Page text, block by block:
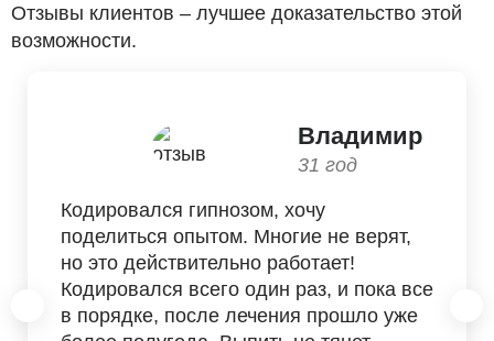
Отзывы клиентов – лучшее доказательство этой
возможности.
Владимир
31 год
Кодировался гипнозом, хочу
поделиться опытом. Многие не верят,
но это действительно работает!
Кодировался всего один раз, и пока все
в порядке, после лечения прошло уже